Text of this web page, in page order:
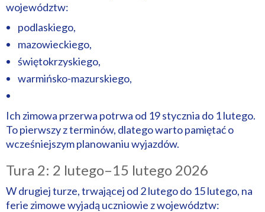
województw:
podlaskiego,
mazowieckiego,
świętokrzyskiego,
warmińsko-mazurskiego,
Ich zimowa przerwa potrwa od 19 stycznia do 1 lutego.
To pierwszy z terminów, dlatego warto pamiętać o
wcześniejszym planowaniu wyjazdów.
Tura 2: 2 lutego–15 lutego 2026
W drugiej turze, trwającej od 2 lutego do 15 lutego, na
ferie zimowe wyjadą uczniowie z województw: